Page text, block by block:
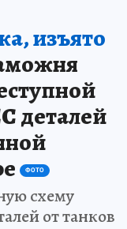
изъято
деталей
ФОТО
схему
от танков